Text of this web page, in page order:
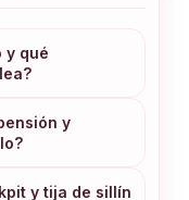
y qué
y
y tija de sillín